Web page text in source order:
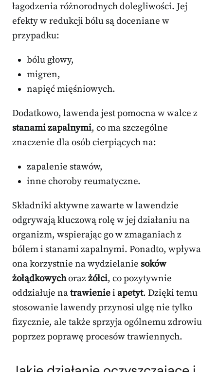
łagodzenia różnorodnych dolegliwości. Jej
efekty w redukcji bólu są doceniane w
przypadku:
bólu głowy,
migren,
napięć mięśniowych.
Dodatkowo, lawenda jest pomocna w walce z
stanami zapalnymi, co ma szczególne
znaczenie dla osób cierpiących na:
zapalenie stawów,
inne choroby reumatyczne.
Składniki aktywne zawarte w lawendzie
odgrywają kluczową rolę w jej działaniu na
organizm, wspierając go w zmaganiach z
bólem i stanami zapalnymi. Ponadto, wpływa
ona korzystnie na wydzielanie soków
żołądkowychorazżółci, co pozytywnie
oddziałuje natrawieniei apetyt. Dzięki temu
stosowanie lawendy przynosi ulgę nie tylko
fizycznie, ale także sprzyja ogólnemu zdrowiu
poprzez poprawę procesów trawiennych.